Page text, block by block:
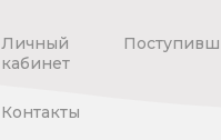
Личный
кабинет
Контакты